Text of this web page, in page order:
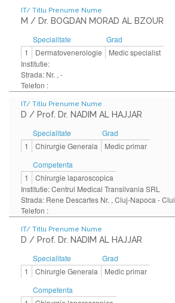
IT/ Titlu Prenume Nume
M / Dr. BOGDAN MORAD AL BZOUR
Specialitate
Grad
1
Dermatovenerologie
Medic specialist
Institutie:
Strada: Nr. , -
Telefon :
IT/ Titlu Prenume Nume
D / Prof. Dr. NADIM AL HAJJAR
Specialitate
Grad
1
Chirurgie Generala
Medic primar
Competenta
1
Chirurgie laparoscopica
Institutie: Centrul Medical Transilvania SRL
Strada: Rene Descartes Nr. , Cluj-Napoca - Clui
Telefon :
IT/ Titlu Prenume Nume
D / Prof. Dr. NADIM AL HAJJAR
Specialitate
Grad
1
Chirurgie Generala
Medic primar
Competenta